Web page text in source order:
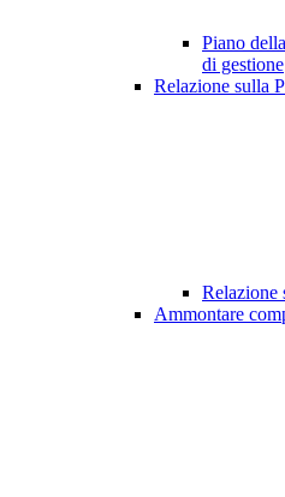
Piano
di gestione
Relazione sulla
Relazione
Ammontare